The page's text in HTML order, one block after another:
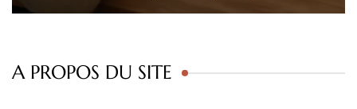
A PROPOS DU SITE